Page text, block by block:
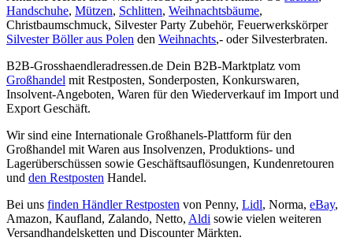
Handschuhe, Mützen, Schlitten, Weihnachtsbäume,
Christbaumschmuck, Silvester Party Zubehör, Feuerwerkskörper
Silvester Böller aus Polen den Weihnachts,- oder Silvesterbraten.
B2B-Grosshaendleradressen.de Dein B2B-Marktplatz vom
Großhandel mit Restposten, Sonderposten, Konkurswaren,
Insolvent-Angeboten, Waren für den Wiederverkauf im Import und
Export Geschäft.
Wir sind eine Internationale Großhanels-Plattform für den
Großhandel mit Waren aus Insolvenzen, Produktions- und
Lagerüberschüssen sowie Geschäftsauflösungen, Kundenretouren
und den Restposten Handel.
Bei uns finden Händler Restposten von Penny, Lidl, Norma, eBay,
Amazon, Kaufland, Zalando, Netto, Aldi sowie vielen weiteren
Versandhandelsketten und Discounter Märkten.